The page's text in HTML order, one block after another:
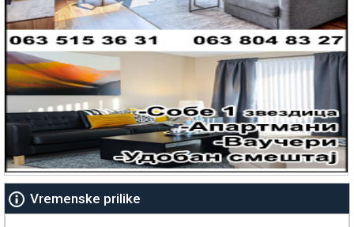
Vremenske prilike